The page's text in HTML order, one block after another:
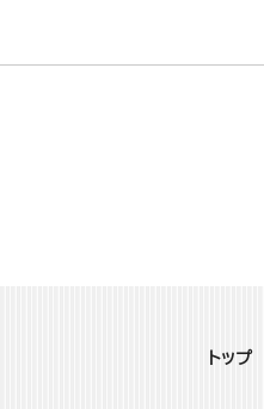
トップ